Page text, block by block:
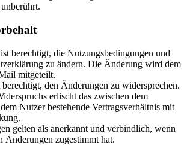
berechtigt, die Nutzungsbedingungen und
zu ändern. Die Änderung wird dem
mitgeteilt.
den Änderungen zu widersprechen.
erlischt das zwischen dem
Nutzer bestehende Vertragsverhältnis mit
gelten als anerkannt und verbindlich, wenn
Änderungen zugestimmt hat.